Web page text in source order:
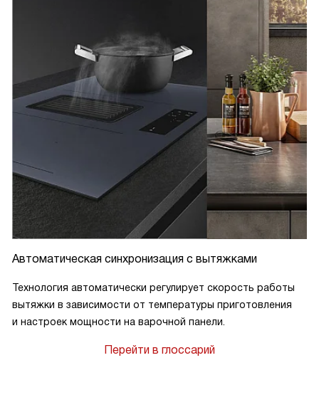
Автоматическая синхронизация с вытяжками
Технология автоматически регулирует скорость работы
вытяжки в зависимости от температуры приготовления
и настроек мощности на варочной панели.
Перейти в глоссарий